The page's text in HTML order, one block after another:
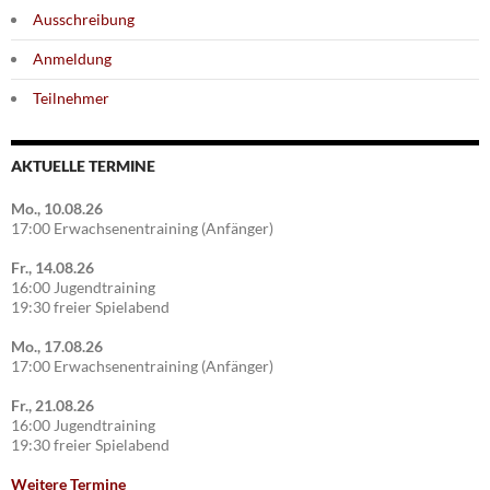
Ausschreibung
Anmeldung
Teilnehmer
AKTUELLE TERMINE
Mo., 10.08.26
17:00 Erwachsenentraining (Anfänger)
Fr., 14.08.26
16:00 Jugendtraining
19:30 freier Spielabend
Mo., 17.08.26
17:00 Erwachsenentraining (Anfänger)
Fr., 21.08.26
16:00 Jugendtraining
19:30 freier Spielabend
Weitere Termine